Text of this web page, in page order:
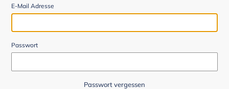
E-Mail Adresse
Passwort
Passwort vergessen